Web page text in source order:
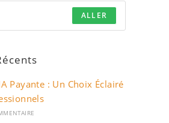
ALLER
Payante : Un Choix Éclairé